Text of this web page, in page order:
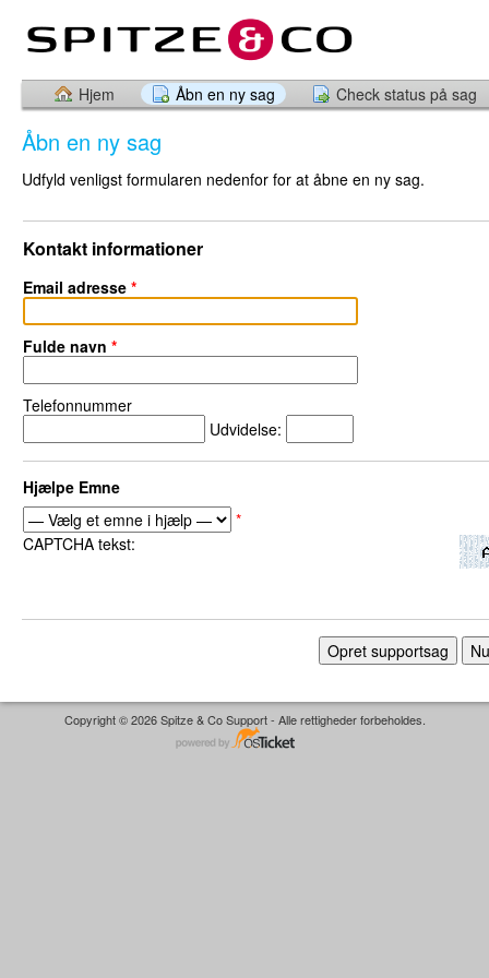
Hjem Åbn en ny sag Check status på sag
Åbn en ny sag
Udfyld venligst formularen nedenfor for at åbne en ny sag.
Kontakt informationer
Email adresse *
Fulde navn *
Telefonnummer
Udvidelse:
Hjælpe Emne
*
CAPTCHA tekst:
Copyright © 2026 Spitze & Co Support - Alle rettigheder forbeholdes.